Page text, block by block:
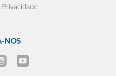
Privacidade
NOS